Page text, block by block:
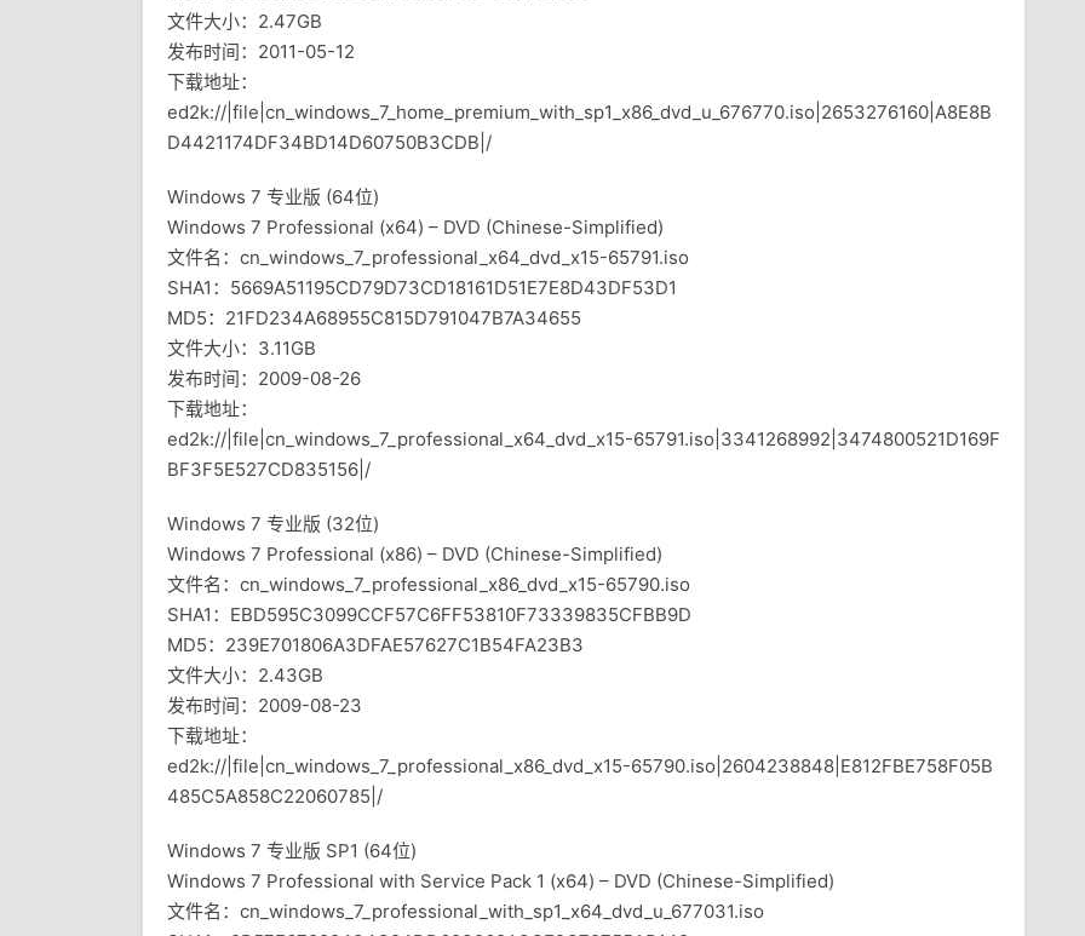
文件大小：2.47GB
发布时间：2011-05-12
下载地址：
ed2k://|file|cn_windows_7_home_premium_with_sp1_x86_dvd_u_676770.iso|2653276160|A8E8B
D4421174DF34BD14D60750B3CDB|/
Windows 7 专业版 (64位)
Windows 7 Professional (x64) – DVD (Chinese-Simplified)
文件名：cn_windows_7_professional_x64_dvd_x15-65791.iso
SHA1：5669A51195CD79D73CD18161D51E7E8D43DF53D1
MD5：21FD234A68955C815D791047B7A34655
文件大小：3.11GB
发布时间：2009-08-26
下载地址：
ed2k://|file|cn_windows_7_professional_x64_dvd_x15-65791.iso|3341268992|3474800521D169F
BF3F5E527CD835156|/
Windows 7 专业版 (32位)
Windows 7 Professional (x86) – DVD (Chinese-Simplified)
文件名：cn_windows_7_professional_x86_dvd_x15-65790.iso
SHA1：EBD595C3099CCF57C6FF53810F73339835CFBB9D
MD5：239E701806A3DFAE57627C1B54FA23B3
文件大小：2.43GB
发布时间：2009-08-23
下载地址：
ed2k://|file|cn_windows_7_professional_x86_dvd_x15-65790.iso|2604238848|E812FBE758F05B
485C5A858C22060785|/
Windows 7 专业版 SP1 (64位)
Windows 7 Professional with Service Pack 1 (x64) – DVD (Chinese-Simplified)
文件名：cn_windows_7_professional_with_sp1_x64_dvd_u_677031.iso